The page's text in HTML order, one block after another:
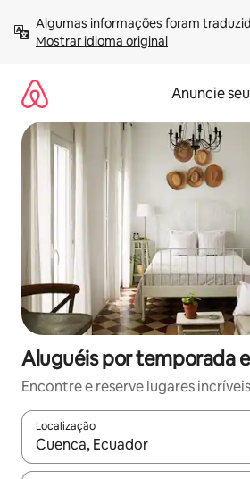
para
Mostrar idioma original
Anuncie
Aluguéis por temporada
Encontre e reserve lugares
Localização
Quando os resultados estiverem